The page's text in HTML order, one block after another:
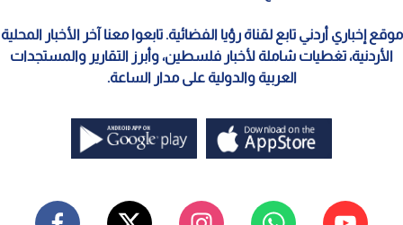
موقع إخباري أردني تابع لقناة رؤيا الفضائية. تابعوا معنا آخر الأخبار المحلية
الأردنية، تغطيات شاملة لأخبار فلسطين، وأبرز التقارير والمستجدات
العربية والدولية على مدار الساعة.